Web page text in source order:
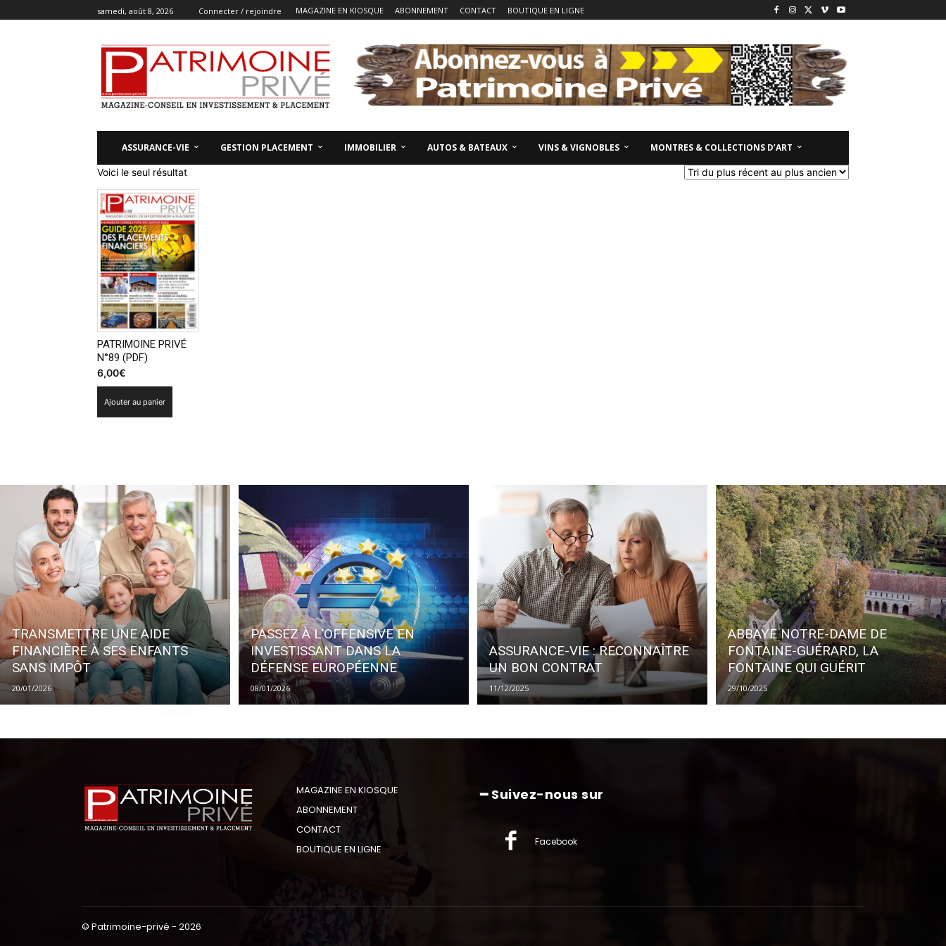
samedi, août 8, 2026 Connecter / rejoindre MAGAZINE EN KIOSQUE ABONNEMENT CONTACT BOUTIQUE EN LIGNE
ASSURANCE-VIE GESTION PLACEMENT IMMOBILIER AUTOS & BATEAUX VINS & VIGNOBLES MONTRES & COLLECTIONS D’ART
Voici le seul résultat
PATRIMOINE PRIVÉ
N°89 (PDF)
6,00€
Ajouter au panier
TRANSMETTRE UNE AIDE
FINANCIÈRE À SES ENFANTS
SANS IMPÔT
20/01/2026
PASSEZ À L’OFFENSIVE EN
INVESTISSANT DANS LA
DÉFENSE EUROPÉENNE
08/01/2026
ASSURANCE-VIE : RECONNAÎTRE
UN BON CONTRAT
11/12/2025
ABBAYE NOTRE-DAME DE
FONTAINE-GUÉRARD, LA
FONTAINE QUI GUÉRIT
29/10/2025
MAGAZINE EN KIOSQUE
ABONNEMENT
CONTACT
BOUTIQUE EN LIGNE
━ Suivez-nous sur
Facebook
© Patrimoine-privé - 2026